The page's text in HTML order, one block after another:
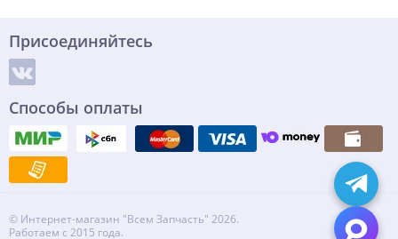
Присоединяйтесь
Способы оплаты
© Интернет-магазин "Всем Запчасть" 2026.
Работаем с 2015 года.